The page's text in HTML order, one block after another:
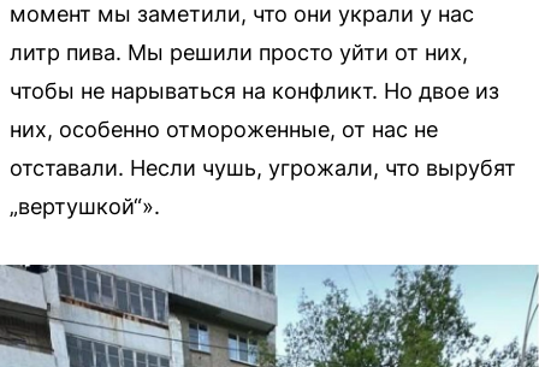
момент мы заметили, что они украли у нас
литр пива. Мы решили просто уйти от них,
чтобы не нарываться на конфликт. Но двое из
них, особенно отмороженные, от нас не
отставали. Несли чушь, угрожали, что вырубят
„вертушкой“».